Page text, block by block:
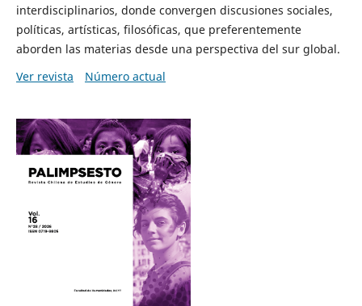
interdisciplinarios, donde convergen discusiones sociales,
políticas, artísticas, filosóficas, que preferentemente
aborden las materias desde una perspectiva del sur global.
Ver revista
Número actual